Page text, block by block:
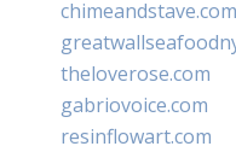
chimeandstave.com
theloverose.com
gabriovoice.com
resinflowart.com